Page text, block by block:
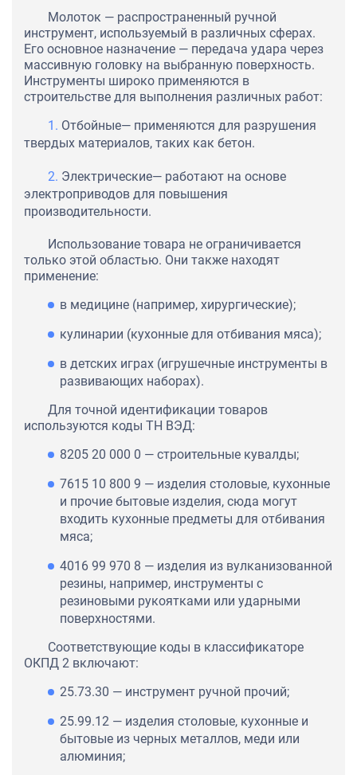
Молоток — распространенный ручной
инструмент, используемый в различных сферах.
Его основное назначение — передача удара через
массивную головку на выбранную поверхность.
Инструменты широко применяются в
строительстве для выполнения различных работ:
Отбойные— применяются для разрушения
твердых материалов, таких как бетон.
Электрические— работают на основе
электроприводов для повышения
производительности.
Использование товара не ограничивается
только этой областью. Они также находят
применение:
в медицине (например, хирургические);
кулинарии (кухонные для отбивания мяса);
в детских играх (игрушечные инструменты в
развивающих наборах).
Для точной идентификации товаров
используются коды ТН ВЭД:
8205 20 000 0 — строительные кувалды;
7615 10 800 9 — изделия столовые, кухонные
и прочие бытовые изделия, сюда могут
входить кухонные предметы для отбивания
мяса;
4016 99 970 8 — изделия из вулканизованной
резины, например, инструменты с
резиновыми рукоятками или ударными
поверхностями.
Соответствующие коды в классификаторе
ОКПД 2 включают:
25.73.30 — инструмент ручной прочий;
25.99.12 — изделия столовые, кухонные и
бытовые из черных металлов, меди или
алюминия;